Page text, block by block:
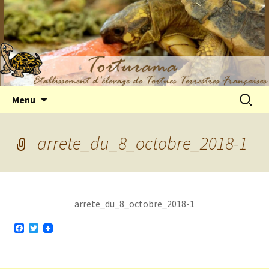
Elevage de tortues terrestres françaises
Hermann
Menu
arrete_du_8_octobre_2018-1
arrete_du_8_octobre_2018-1
b
T
t